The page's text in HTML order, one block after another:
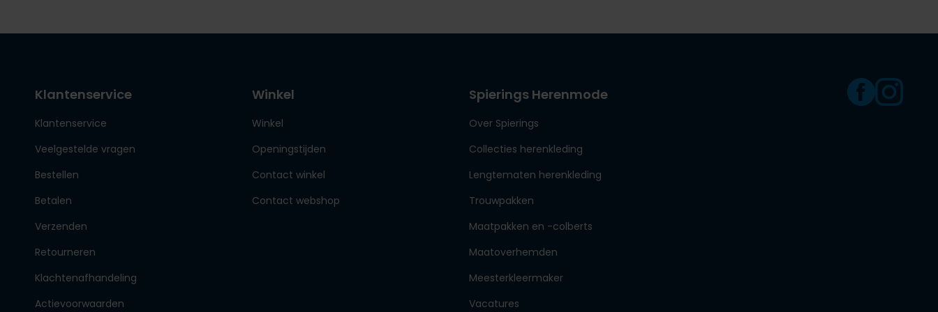
Klantenservice
Klantenservice
Veelgestelde vragen
Bestellen
Betalen
Verzenden
Retourneren
Klachtenafhandeling
Actievoorwaarden
Winkel
Winkel
Openingstijden
Contact winkel
Contact webshop
Spierings Herenmode
Over Spierings
Collecties herenkleding
Lengtematen herenkleding
Trouwpakken
Maatpakken en -colberts
Maatoverhemden
Meesterkleermaker
Vacatures